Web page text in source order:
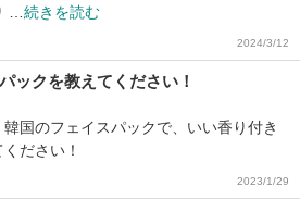
… 続きを読む
2024/3/12
ックを教えてください！
国のフェイスパックで、いい香り付き
ださい！
2023/1/29